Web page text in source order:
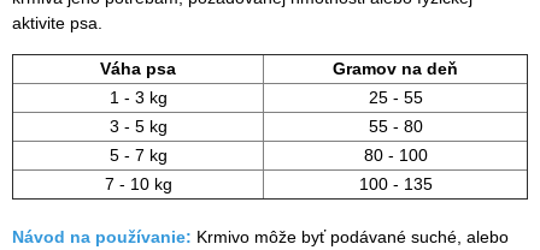
aktivite psa.
Váha psa
Gramov na deň
1 - 3 kg
25 - 55
3 - 5 kg
55 - 80
5 - 7 kg
80 - 100
7 - 10 kg
100 - 135
Návod na používanie: Krmivo môže byť podávané suché, alebo